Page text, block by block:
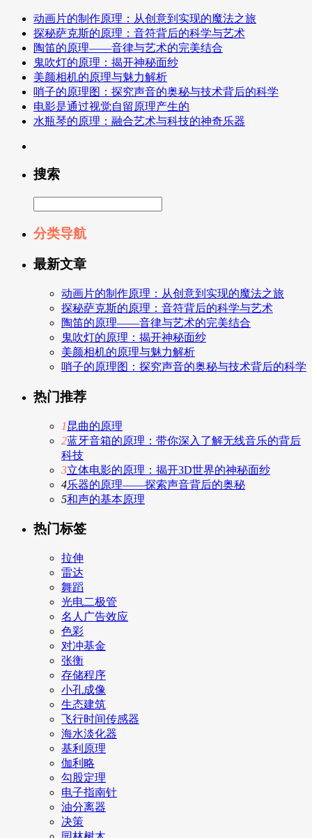
动画片的制作原理：从创意到实现的魔法之旅
探秘萨克斯的原理：音符背后的科学与艺术
陶笛的原理——音律与艺术的完美结合
鬼吹灯的原理：揭开神秘面纱
美颜相机的原理与魅力解析
哨子的原理图：探究声音的奥秘与技术背后的科学
电影是通过视觉自留原理产生的
水瓶琴的原理：融合艺术与科技的神奇乐器
搜索
分类导航
最新文章
动画片的制作原理：从创意到实现的魔法之旅
探秘萨克斯的原理：音符背后的科学与艺术
陶笛的原理——音律与艺术的完美结合
鬼吹灯的原理：揭开神秘面纱
美颜相机的原理与魅力解析
哨子的原理图：探究声音的奥秘与技术背后的科学
热门推荐
1昆曲的原理
2蓝牙音箱的原理：带你深入了解无线音乐的背后
科技
3立体电影的原理：揭开3D世界的神秘面纱
4乐器的原理——探索声音背后的奥秘
5和声的基本原理
热门标签
拉伸
雷达
舞蹈
光电二极管
名人广告效应
色彩
对冲基金
张衡
存储程序
小孔成像
生态建筑
飞行时间传感器
海水淡化器
基利原理
伽利略
勾股定理
电子指南针
油分离器
决策